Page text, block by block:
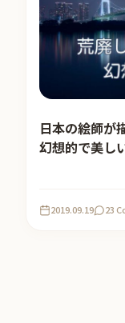
日本の絵師が
幻想的で美し
2019.09.19 23